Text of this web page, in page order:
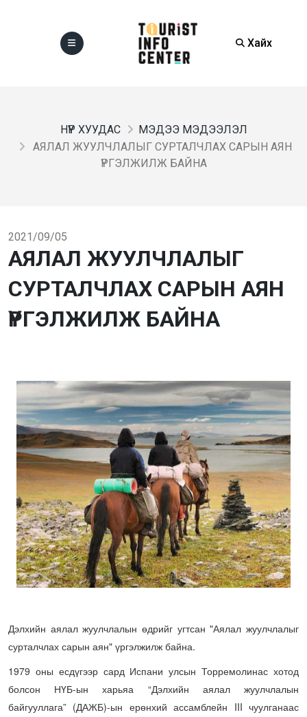
Хайх
НҮҮР ХУУДАС
МЭДЭЭ МЭДЭЭЛЭЛ
АЯЛАЛ ЖУУЛЧЛАЛЫГ СУРТАЛЧЛАХ САРЫН АЯН
ҮРГЭЛЖИЛЖ БАЙНА
2021/09/05
АЯЛАЛ ЖУУЛЧЛАЛЫГ
СУРТАЛЧЛАХ САРЫН АЯН
ҮРГЭЛЖИЛЖ БАЙНА
Дэлхийн аялал жуулчлалын өдрийг угтсан "Аялал жуулчлалыг
сурталчлах сарын аян" үргэлжилж байна.
1979 оны есдүгээр сард Испани улсын Торремолинас хотод
болсон НҮБ-ын харьяа “Дэлхийн аялал жуулчлалын
байгууллага” (ДАЖБ)-ын ерөнхий ассамблейн III чуулганаас